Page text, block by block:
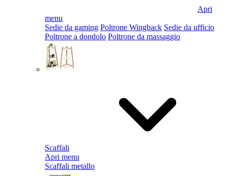
Apri
menu
Sedie da gaming Poltrone Wingback Sedie da ufficio
Poltrone a dondolo Poltrone da massaggio
Scaffali
Apri menu
Scaffali metallo